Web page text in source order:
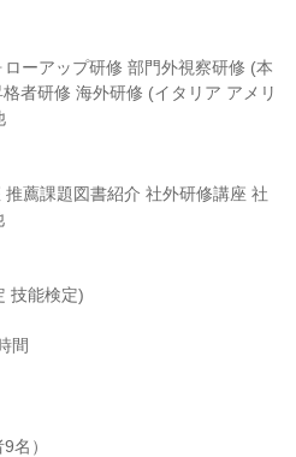
ーアップ研修 部門外視察研修 (本
者研修 海外研修 (イタリア アメリ
薦課題図書紹介 社外研修講座 社
名）